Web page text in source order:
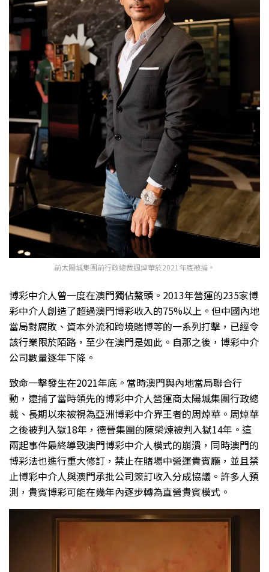
前太陽城集團前行政總裁週焯華於2021年底被捕。
博彩中介人曾一度在澳門獨佔鰲頭。2013年營運的235家博
彩中介人創造了超過澳門博彩收入的75%以上。但中國內地
當局對腐敗、資本外流和跨境賭博等的一系列打擊，已經令
該行業限於陌路，至少在澳門是如此。自那之後，博彩中介
公司數量逐年下降。
致命一擊發生在2021年底。當時澳門與內地當局聯合行
動，逮捕了當時領先的博彩中介人營運商太陽城集團行政總
裁、長期以來被視為亞洲博彩中介界王者的周焯華。周焯華
之後被判入獄18年，德晉集團的陳榮煉被判入獄14年。這
兩起事件最終導致澳門博彩中介人模式的崩潰，同時澳門的
博彩法也進行重大修訂，禁止在賭場中營運貴賓廳，並且禁
止博彩中介人與澳門承批公司簽訂收入分成協議。許多人預
測，貴賓博彩可能在幾年內逐步轉為直營貴賓模式。